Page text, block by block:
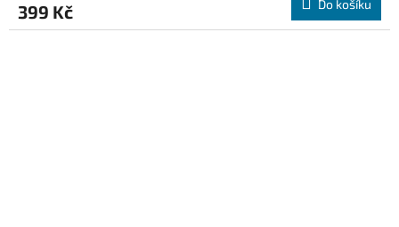
399 Kč Do košíku